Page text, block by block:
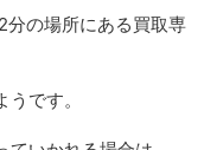
分の場所にある買取専
です。